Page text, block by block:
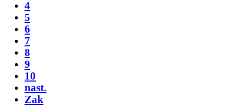
4
5
6
7
8
9
10
nast.
Zak